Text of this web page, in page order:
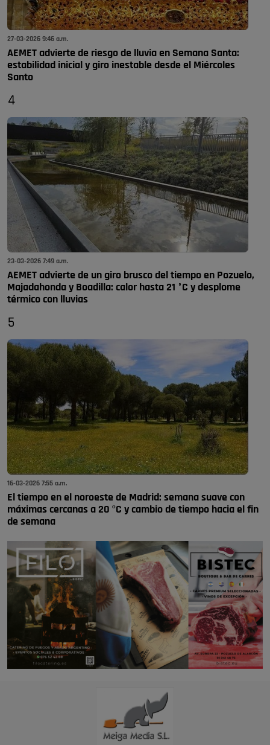
27-03-2026 9:46 a.m.
AEMET advierte de riesgo de lluvia en Semana Santa:
estabilidad inicial y giro inestable desde el Miércoles
Santo
4
23-03-2026 7:49 a.m.
AEMET advierte de un giro brusco del tiempo en Pozuelo,
Majadahonda y Boadilla: calor hasta 21 °C y desplome
térmico con lluvias
5
16-03-2026 7:55 a.m.
El tiempo en el noroeste de Madrid: semana suave con
máximas cercanas a 20 ºC y cambio de tiempo hacia el fin
de semana